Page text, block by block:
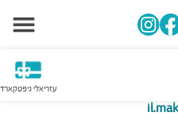
עזריאלי גיפטקארד